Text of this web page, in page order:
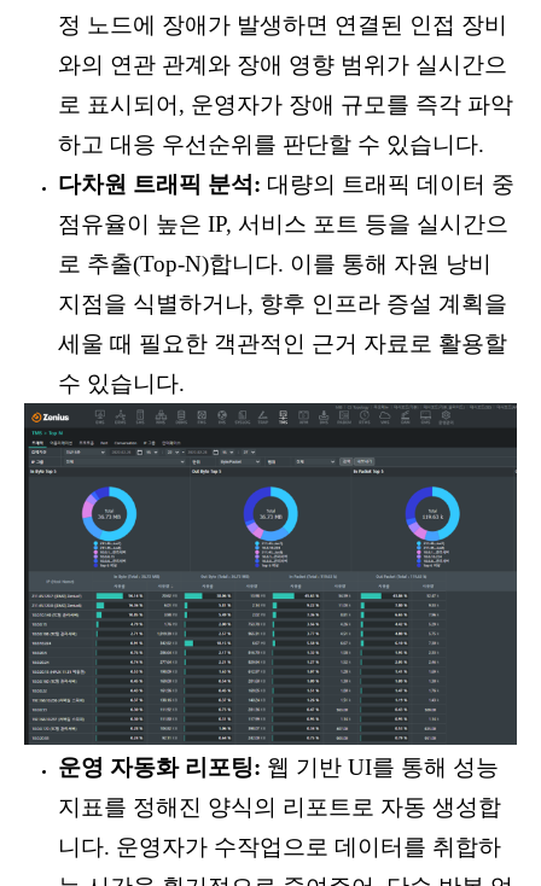
정 노드에 장애가 발생하면 연결된 인접 장비
와의 연관 관계와 장애 영향 범위가 실시간으
로 표시되어, 운영자가 장애 규모를 즉각 파악
하고 대응 우선순위를 판단할 수 있습니다.
다차원 트래픽 분석: 대량의 트래픽 데이터 중
점유율이 높은 IP, 서비스 포트 등을 실시간으
로 추출(Top-N)합니다. 이를 통해 자원 낭비
지점을 식별하거나, 향후 인프라 증설 계획을
세울 때 필요한 객관적인 근거 자료로 활용할
수 있습니다.
운영 자동화 리포팅: 웹 기반 UI를 통해 성능
지표를 정해진 양식의 리포트로 자동 생성합
니다. 운영자가 수작업으로 데이터를 취합하